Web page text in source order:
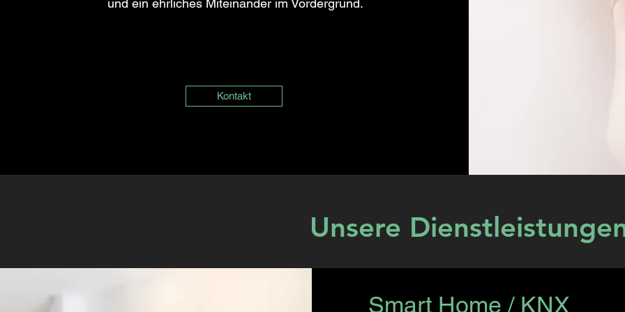
und ein ehrliches Miteinander im Vordergrund.
Kontakt
Unsere
Smart Home / KNX